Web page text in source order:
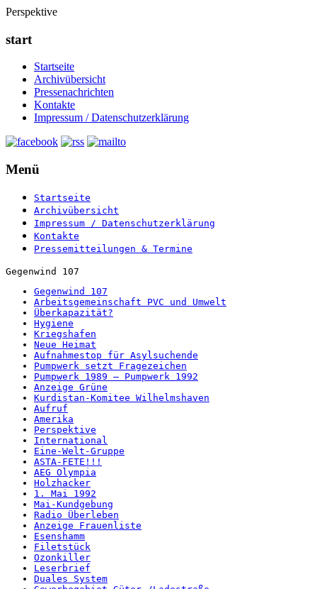
Perspektive
start
Startseite
Archivübersicht
Pressenachrichten
Kontakte
Impressum / Datenschutzerklärung
Menü
Startseite
Archivübersicht
Impressum / Datenschutzerklärung
Kontakte
Pressemitteilungen & Termine
Gegenwind 107
Gegenwind 107
Arbeitsgemeinschaft PVC und Umwelt
Überkapazität?
Hygiene
Kriegshafen
Neue Heimat
Aufnahmestop für Asylsuchende
Pumpwerk setzt Fragezeichen
Pumpwerk 1989 – Pumpwerk 1992
Anzeige Grüne
Kurdistan-Komitee Wilhelmshaven
Aufruf
Amerika
Perspektive
International
Eine-Welt-Gruppe
ASTA-FETE!!!
AEG Olympia
Holzhacker
1. Mai 1992
Mai-Kundgebung
Radio Überleben
Anzeige Frauenliste
Esenshamm
Filetstück
Ozonkiller
Leserbrief
Duales System